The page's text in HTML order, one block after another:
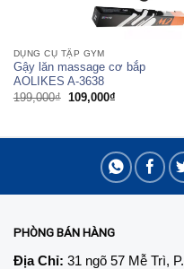
DỤNG CỤ TẬP GYM
Gậy lăn massage cơ bắp
AOLIKES A-3638
199,000₫ Giá
109,000₫Giá
109,000₫.
PHÒNG BÁN HÀNG
Địa Chỉ: 31 ngõ 57 Mễ Trì,